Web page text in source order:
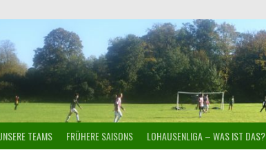
TEAMS FRÜHERE SAISONS LOHAUSENLIGA – WAS IST DAS?